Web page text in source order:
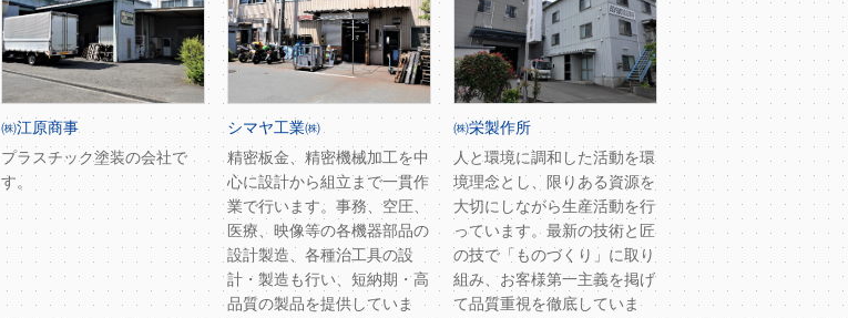
㈱江原商事
プラスチック塗装の会社で
す。
シマヤ工業㈱
精密板金、精密機械加工を中
心に設計から組立まで一貫作
業で行います。事務、空圧、
医療、映像等の各機器部品の
設計製造、各種治工具の設
計・製造も行い、短納期・高
品質の製品を提供していま
㈱栄製作所
人と環境に調和した活動を環
境理念とし、限りある資源を
大切にしながら生産活動を行
っています。最新の技術と匠
の技で「ものづくり」に取り
組み、お客様第一主義を掲げ
て品質重視を徹底していま